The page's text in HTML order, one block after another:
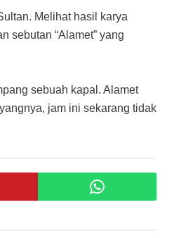
Melihat hasil karya
sebutan “Alamet” yang
sebuah kapal. Alamet
jam ini sekarang tidak